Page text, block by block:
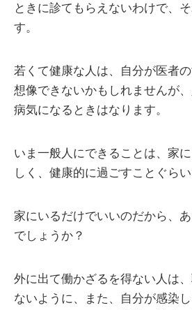
ときに診てもらえないわけで、
す。
若くて健康な人は、自分が医者の
想像できないかもしれませんが、
病気になるときはなります。
いま一般人にできることは、家
しく、健康的に過ごすことぐらい
家にいるだけでいいのだから、
でしょうか？
外に出て働かざるを得ない人は
ないように、また、自分が感染